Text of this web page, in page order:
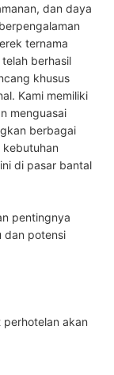
dan daya
ternama
berhasil
khusus
Kami memiliki
menguasai
berbagai
di pasar bantal
pentingnya
dan potensi
akan